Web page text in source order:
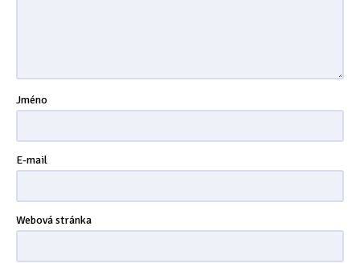
Jméno
E-mail
Webová stránka